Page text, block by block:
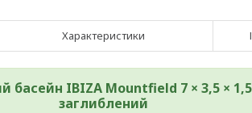
Характеристики
басейн IBIZA Mountfield 7 × 3,5 ×
заглиблений